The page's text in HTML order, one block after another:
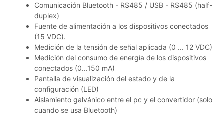
Comunicación Bluetooth - RS485 / USB - RS485 (half-
duplex)
Fuente de alimentación a los dispositivos conectados
(15 VDC).
Medición de la tensión de señal aplicada (0 ... 12 VDC)
Medición del consumo de energía de los dispositivos
conectados (0...150 mA)
Pantalla de visualización del estado y de la
configuración (LED)
Aislamiento galvánico entre el pc y el convertidor (solo
cuando se usa Bluetooth)